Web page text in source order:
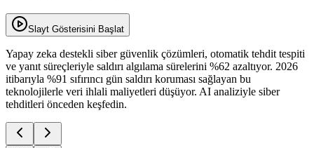
Slayt Gösterisini Başlat
Yapay zeka destekli siber güvenlik çözümleri, otomatik tehdit tespiti
ve yanıt süreçleriyle saldırı algılama sürelerini %62 azaltıyor. 2026
itibarıyla %91 sıfırıncı gün saldırı koruması sağlayan bu
teknolojilerle veri ihlali maliyetleri düşüyor. AI analiziyle siber
tehditleri önceden keşfedin.